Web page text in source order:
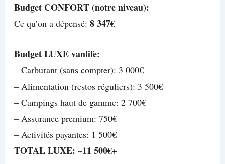
Budget CONFORT (notre niveau):
Ce qu’on a dépensé: 8 347€
Budget LUXE vanlife:
– Carburant (sans compter): 3 000€
– Alimentation (restos réguliers): 3 500€
– Campings haut de gamme: 2 700€
– Assurance premium: 750€
– Activités payantes: 1 500€
TOTAL LUXE: ~11 500€+